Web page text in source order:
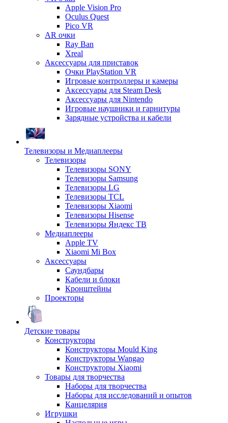
Apple Vision Pro
Oculus Quest
Pico VR
AR очки
Ray Ban
Xreal
Аксессуары для приставок
Очки PlayStation VR
Игровые контроллеры и камеры
Аксессуары для Steam Desk
Аксессуары для Nintendo
Игровые наушники и гарнитуры
Зарядные устройства и кабели
Телевизоры и Медиаплееры
Телевизоры
Телевизоры SONY
Телевизоры Samsung
Телевизоры LG
Телевизоры TCL
Телевизоры Xiaomi
Телевизоры Hisense
Телевизоры Яндекс ТВ
Медиаплееры
Apple TV
Xiaomi Mi Box
Аксессуары
Саундбары
Кабели и блоки
Кронштейны
Проекторы
Детские товары
Конструкторы
Конструкторы Mould King
Конструкторы Wangao
Конструкторы Xiaomi
Товары для творчества
Наборы для творчества
Наборы для исследований и опытов
Канцелярия
Игрушки